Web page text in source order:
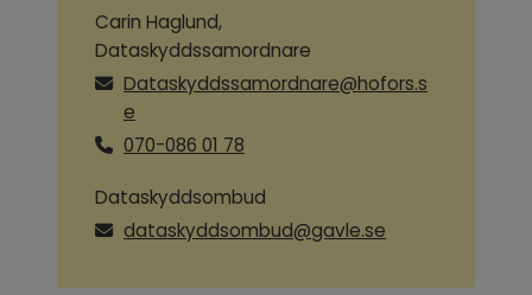
Carin Haglund,
Dataskyddssamordnare
Dataskyddssamordnare@hofors.s
e
070-086 01 78
Dataskyddsombud
dataskyddsombud@gavle.se